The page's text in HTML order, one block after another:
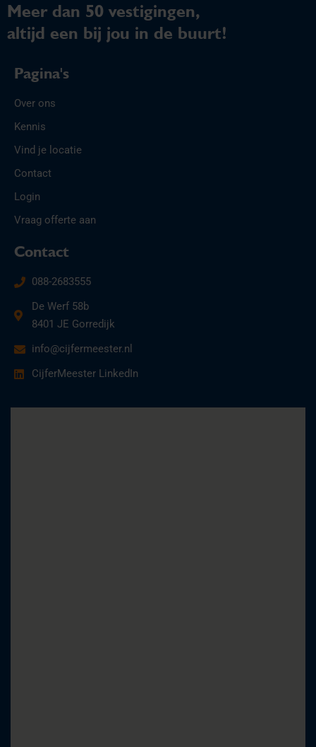
Meer dan 50 vestigingen,
altijd een bij jou in de buurt!
Pagina's
Over ons
Kennis
Vind je locatie
Contact
Login
Vraag offerte aan
Contact
088-2683555
De Werf 58b
8401 JE Gorredijk
info@cijfermeester.nl
CijferMeester LinkedIn